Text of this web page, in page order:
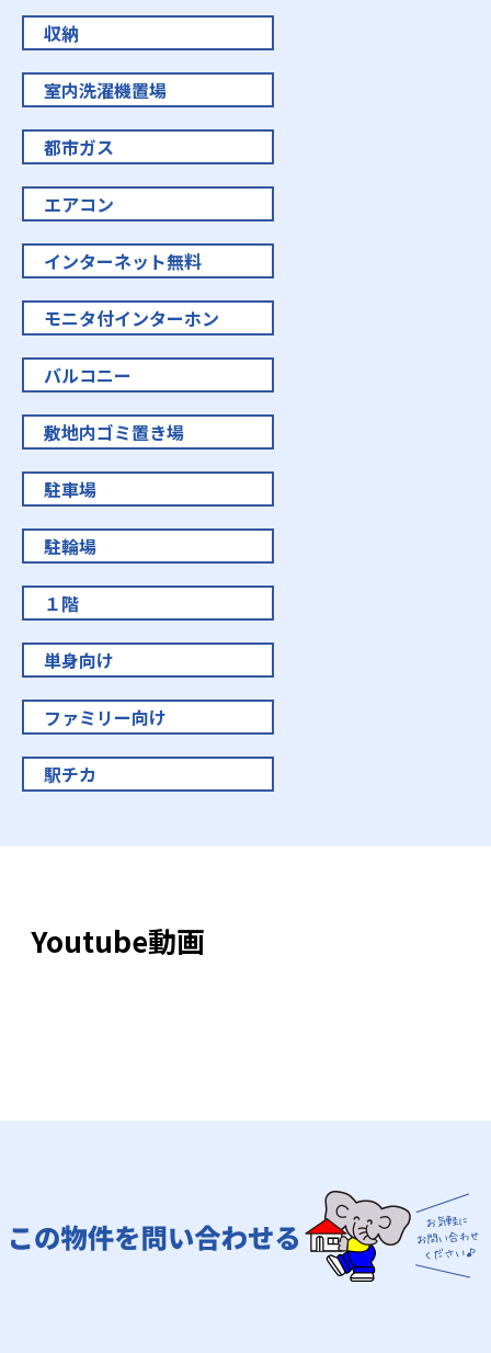
収納
室内洗濯機置場
都市ガス
エアコン
インターネット無料
モニタ付インターホン
バルコニー
敷地内ゴミ置き場
駐車場
駐輪場
１階
単身向け
ファミリー向け
駅チカ
Youtube動画